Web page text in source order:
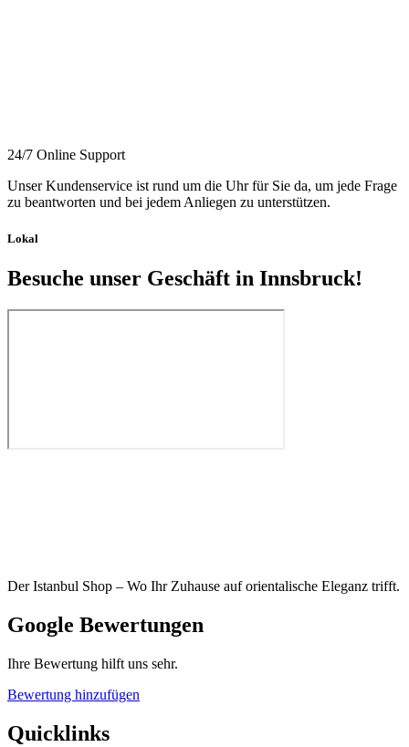
24/7 Online Support
Unser Kundenservice ist rund um die Uhr für Sie da, um jede Frage
zu beantworten und bei jedem Anliegen zu unterstützen.
Lokal
Besuche unser Geschäft in Innsbruck!
Der Istanbul Shop – Wo Ihr Zuhause auf orientalische Eleganz trifft.
Google Bewertungen
Ihre Bewertung hilft uns sehr.
Bewertung hinzufügen
Quicklinks